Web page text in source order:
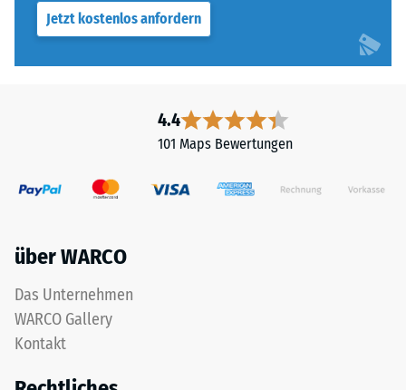
Jetzt kostenlos anfordern
4.4
101 Maps Bewertungen
über WARCO
Das Unternehmen
WARCO Gallery
Kontakt